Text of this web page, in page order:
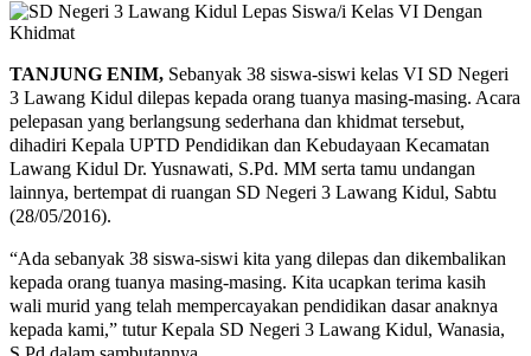
TANJUNG ENIM, Sebanyak 38 siswa-siswi kelas VI SD Negeri
3 Lawang Kidul dilepas kepada orang tuanya masing-masing. Acara
pelepasan yang berlangsung sederhana dan khidmat tersebut,
dihadiri Kepala UPTD Pendidikan dan Kebudayaan Kecamatan
Lawang Kidul Dr. Yusnawati, S.Pd. MM serta tamu undangan
lainnya, bertempat di ruangan SD Negeri 3 Lawang Kidul, Sabtu
(28/05/2016).
“Ada sebanyak 38 siswa-siswi kita yang dilepas dan dikembalikan
kepada orang tuanya masing-masing. Kita ucapkan terima kasih
wali murid yang telah mempercayakan pendidikan dasar anaknya
kepada kami,” tutur Kepala SD Negeri 3 Lawang Kidul, Wanasia,